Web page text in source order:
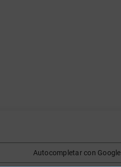
Autocompletar con Google